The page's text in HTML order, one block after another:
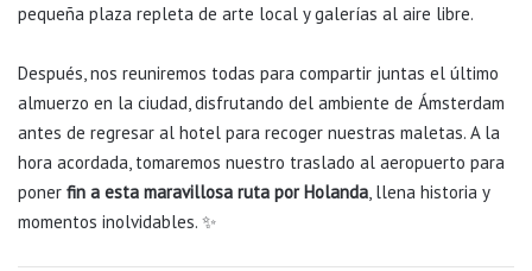
pequeña plaza repleta de arte local y galerías al aire libre.
Después, nos reuniremos todas para compartir juntas el último
almuerzo en la ciudad, disfrutando del ambiente de Ámsterdam
antes de regresar al hotel para recoger nuestras maletas. A la
hora acordada, tomaremos nuestro traslado al aeropuerto para
poner fin a esta maravillosa ruta por Holanda , llena historia y
momentos inolvidables. ✨